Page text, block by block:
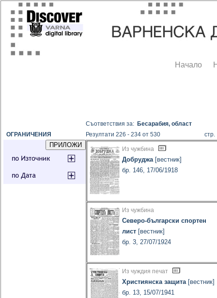
Начало
ОГРАНИЧЕНИЯ
Съответствия за: Бесарабия, област
Резултати 226 - 234 от 530
Из чужбина
Добруджа[вестник]
бр. 146, 17/06/1918
Из чужбина
Северо-български спортен
лист [вестник]
бр. 3, 27/07/1924
Из чуждия печат
Християнска защита[вестник]
бр. 13, 15/07/1941